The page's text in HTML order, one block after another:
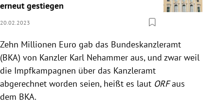
erneut gestiegen
20.02.2023
Zehn Millionen Euro gab das Bundeskanzleramt
(BKA) von Kanzler Karl Nehammer aus, und zwar weil
die Impfkampagnen über das Kanzleramt
abgerechnet worden seien, heißt es laut ORFaus
dem BKA.